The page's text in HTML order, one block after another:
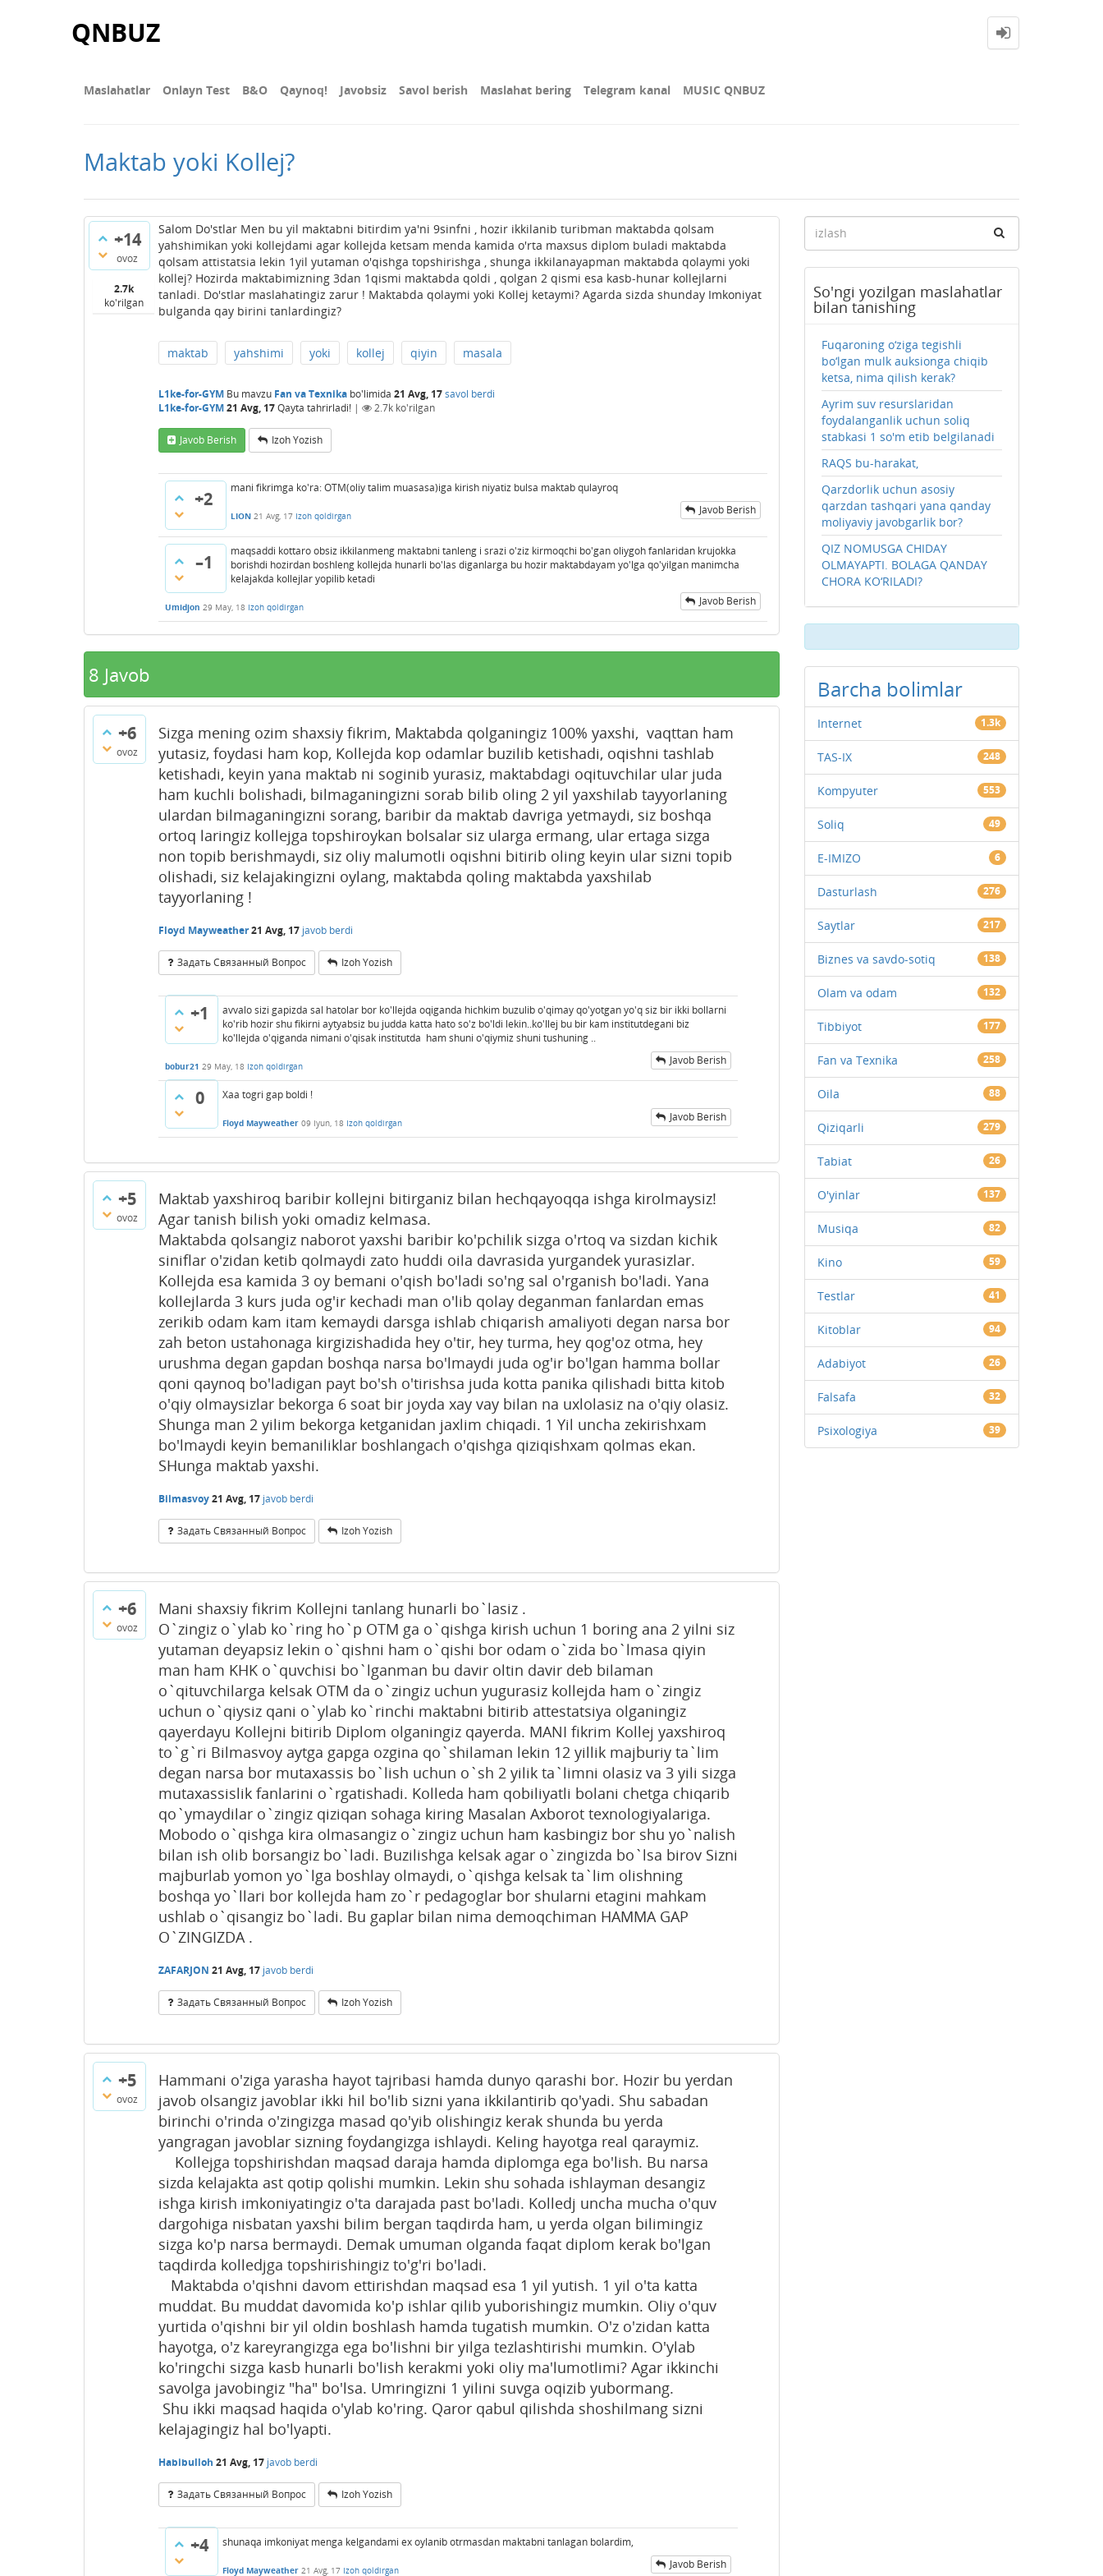
QNBUZ
Maslahatlar Onlayn Test В&О Qaynoq! Javobsiz Savol berish Maslahat bering Telegram kanal MUSIC QNBUZ
Maktab yoki Kollej?
+14
ovoz
2.7k
ko'rilgan
Salom Do'stlar Men bu yil maktabni bitirdim ya'ni 9sinfni , hozir ikkilanib turibman maktabda qolsam
yahshimikan yoki kollejdami agar kollejda ketsam menda kamida o'rta maxsus diplom buladi maktabda
qolsam attistatsia lekin 1yil yutaman o'qishga topshirishga , shunga ikkilanayapman maktabda qolaymi yoki
kollej? Hozirda maktabimizning 3dan 1qismi maktabda qoldi , qolgan 2 qismi esa kasb-hunar kollejlarni
tanladi. Do'stlar maslahatingiz zarur ! Maktabda qolaymi yoki Kollej ketaymi? Agarda sizda shunday Imkoniyat
bulganda qay birini tanlardingiz?
maktab yahshimi yoki kollej qiyin masala
L1ke-for-GYM Bu mavzu Fan va Texnika bo'limida 21 Avg, 17savol berdi
L1ke-for-GYM21 Avg, 17Qayta tahrirladi! | 2.7k ko'rilgan
Javob Berish Izoh Yozish
+2
mani fikrimga ko'ra: OTM(oliy talim muasasa)iga kirish niyatiz bulsa maktab qulayroq
LION 21 Avg, 17 Izoh qoldirgan Javob Berish
–1
maqsaddi kottaro obsiz ikkilanmeng maktabni tanleng i srazi o'ziz kirmoqchi bo'gan oliygoh fanlaridan krujokka
borishdi hozirdan boshleng kollejda hunarli bo'las diganlarga bu hozir maktabdayam yo'lga qo'yilgan manimcha
kelajakda kollejlar yopilib ketadi
Umidjon 29 May, 18 Izoh qoldirgan Javob Berish
8 Javob
+6
ovoz
Sizga mening ozim shaxsiy fikrim, Maktabda qolganingiz 100% yaxshi, vaqttan ham
yutasiz, foydasi ham kop, Kollejda kop odamlar buzilib ketishadi, oqishni tashlab
ketishadi, keyin yana maktab ni soginib yurasiz, maktabdagi oqituvchilar ular juda
ham kuchli bolishadi, bilmaganingizni sorab bilib oling 2 yil yaxshilab tayyorlaning
ulardan bilmaganingizni sorang, baribir da maktab davriga yetmaydi, siz boshqa
ortoq laringiz kollejga topshiroykan bolsalar siz ularga ermang, ular ertaga sizga
non topib berishmaydi, siz oliy malumotli oqishni bitirib oling keyin ular sizni topib
olishadi, siz kelajakingizni oylang, maktabda qoling maktabda yaxshilab
tayyorlaning !
Floyd Mayweather21 Avg, 17 javob berdi
Задать Связанный Вопрос Izoh Yozish
+1
avvalo sizi gapizda sal hatolar bor ko'llejda oqiganda hichkim buzulib o'qimay qo'yotgan yo'q siz bir ikki bollarni
ko'rib hozir shu fikirni aytyabsiz bu judda katta hato so'z bo'ldi lekin..ko'llej bu bir kam institutdegani biz
ko'llejda o'qiganda nimani o'qisak institutda ham shuni o'qiymiz shuni tushuning ..
bobur21 29 May, 18 Izoh qoldirgan Javob Berish
0 Xaa togri gap boldi !
Floyd Mayweather 09 Iyun, 18 Izoh qoldirgan Javob Berish
+5
ovoz
Maktab yaxshiroq baribir kollejni bitirganiz bilan hechqayoqqa ishga kirolmaysiz!
Agar tanish bilish yoki omadiz kelmasa.
Maktabda qolsangiz naborot yaxshi baribir ko'pchilik sizga o'rtoq va sizdan kichik
siniflar o'zidan ketib qolmaydi zato huddi oila davrasida yurgandek yurasizlar.
Kollejda esa kamida 3 oy bemani o'qish bo'ladi so'ng sal o'rganish bo'ladi. Yana
kollejlarda 3 kurs juda og'ir kechadi man o'lib qolay deganman fanlardan emas
zerikib odam kam itam kemaydi darsga ishlab chiqarish amaliyoti degan narsa bor
zah beton ustahonaga kirgizishadida hey o'tir, hey turma, hey qog'oz otma, hey
urushma degan gapdan boshqa narsa bo'lmaydi juda og'ir bo'lgan hamma bollar
qoni qaynoq bo'ladigan payt bo'sh o'tirishsa juda kotta panika qilishadi bitta kitob
o'qiy olmaysizlar bekorga 6 soat bir joyda xay vay bilan na uxlolasiz na o'qiy olasiz.
Shunga man 2 yilim bekorga ketganidan jaxlim chiqadi. 1 Yil uncha zekirishxam
bo'lmaydi keyin bemaniliklar boshlangach o'qishga qiziqishxam qolmas ekan.
SHunga maktab yaxshi.
Bilmasvoy21 Avg, 17 javob berdi
Задать Связанный Вопрос Izoh Yozish
+6
ovoz
Mani shaxsiy fikrim Kollejni tanlang hunarli bo`lasiz .
O`zingiz o`ylab ko`ring ho`p OTM ga o`qishga kirish uchun 1 boring ana 2 yilni siz
yutaman deyapsiz lekin o`qishni ham o`qishi bor odam o`zida bo`lmasa qiyin
man ham KHK o`quvchisi bo`lganman bu davir oltin davir deb bilaman
o`qituvchilarga kelsak OTM da o`zingiz uchun yugurasiz kollejda ham o`zingiz
uchun o`qiysiz qani o`ylab ko`rinchi maktabni bitirib attestatsiya olganingiz
qayerdayu Kollejni bitirib Diplom olganingiz qayerda. MANI fikrim Kollej yaxshiroq
to`g`ri Bilmasvoy aytga gapga ozgina qo`shilaman lekin 12 yillik majburiy ta`lim
degan narsa bor mutaxassis bo`lish uchun o`sh 2 yilik ta`limni olasiz va 3 yili sizga
mutaxassislik fanlarini o`rgatishadi. Kolleda ham qobiliyatli bolani chetga chiqarib
qo`ymaydilar o`zingiz qiziqan sohaga kiring Masalan Axborot texnologiyalariga.
Mobodo o`qishga kira olmasangiz o`zingiz uchun ham kasbingiz bor shu yo`nalish
bilan ish olib borsangiz bo`ladi. Buzilishga kelsak agar o`zingizda bo`lsa birov Sizni
majburlab yomon yo`lga boshlay olmaydi, o`qishga kelsak ta`lim olishning
boshqa yo`llari bor kollejda ham zo`r pedagoglar bor shularni etagini mahkam
ushlab o`qisangiz bo`ladi. Bu gaplar bilan nima demoqchiman HAMMA GAP
O`ZINGIZDA .
ZAFARJON 21 Avg, 17 javob berdi
Задать Связанный Вопрос Izoh Yozish
+5
ovoz
Hammani o'ziga yarasha hayot tajribasi hamda dunyo qarashi bor. Hozir bu yerdan
javob olsangiz javoblar ikki hil bo'lib sizni yana ikkilantirib qo'yadi. Shu sabadan
birinchi o'rinda o'zingizga masad qo'yib olishingiz kerak shunda bu yerda
yangragan javoblar sizning foydangizga ishlaydi. Keling hayotga real qaraymiz.
Kollejga topshirishdan maqsad daraja hamda diplomga ega bo'lish. Bu narsa
sizda kelajakta ast qotip qolishi mumkin. Lekin shu sohada ishlayman desangiz
ishga kirish imkoniyatingiz o'ta darajada past bo'ladi. Kolledj uncha mucha o'quv
dargohiga nisbatan yaxshi bilim bergan taqdirda ham, u yerda olgan bilimingiz
sizga ko'p narsa bermaydi. Demak umuman olganda faqat diplom kerak bo'lgan
taqdirda kolledjga topshirishingiz to'g'ri bo'ladi.
Maktabda o'qishni davom ettirishdan maqsad esa 1 yil yutish. 1 yil o'ta katta
muddat. Bu muddat davomida ko'p ishlar qilib yuborishingiz mumkin. Oliy o'quv
yurtida o'qishni bir yil oldin boshlash hamda tugatish mumkin. O'z o'zidan katta
hayotga, o'z kareyrangizga ega bo'lishni bir yilga tezlashtirishi mumkin. O'ylab
ko'ringchi sizga kasb hunarli bo'lish kerakmi yoki oliy ma'lumotlimi? Agar ikkinchi
savolga javobingiz "ha" bo'lsa. Umringizni 1 yilini suvga oqizib yubormang.
Shu ikki maqsad haqida o'ylab ko'ring. Qaror qabul qilishda shoshilmang sizni
kelajagingiz hal bo'lyapti.
Habibulloh 21 Avg, 17 javob berdi
Задать Связанный Вопрос Izoh Yozish
+4 shunaqa imkoniyat menga kelgandami ex oylanib otrmasdan maktabni tanlagan bolardim,
Floyd Mayweather 21 Avg, 17 Izoh qoldirgan Javob Berish
So'ngi yozilgan maslahatlar
bilan tanishing
Fuqaroning o‘ziga tegishli
bo‘lgan mulk auksionga chiqib
ketsa, nima qilish kerak?
Ayrim suv resurslaridan
foydalanganlik uchun soliq
stabkasi 1 so'm etib belgilanadi
RAQS bu-harakat,
Qarzdorlik uchun asosiy
qarzdan tashqari yana qanday
moliyaviy javobgarlik bor?
QIZ NOMUSGA CHIDAY
OLMAYAPTI. BOLAGA QANDAY
CHORA KO‘RILADI?
Barcha bolimlar
Internet 1.3k
TAS-IX 248
Kompyuter 553
Soliq 49
E-IMIZO 6
Dasturlash 276
Saytlar 217
Biznes va savdo-sotiq 138
Olam va odam 132
Tibbiyot 177
Fan va Texnika 258
Oila 88
Qiziqarli 279
Tabiat 26
O'yinlar 137
Musiqa 82
Kino 59
Testlar 41
Kitoblar 94
Adabiyot 26
Falsafa 32
Psixologiya 39